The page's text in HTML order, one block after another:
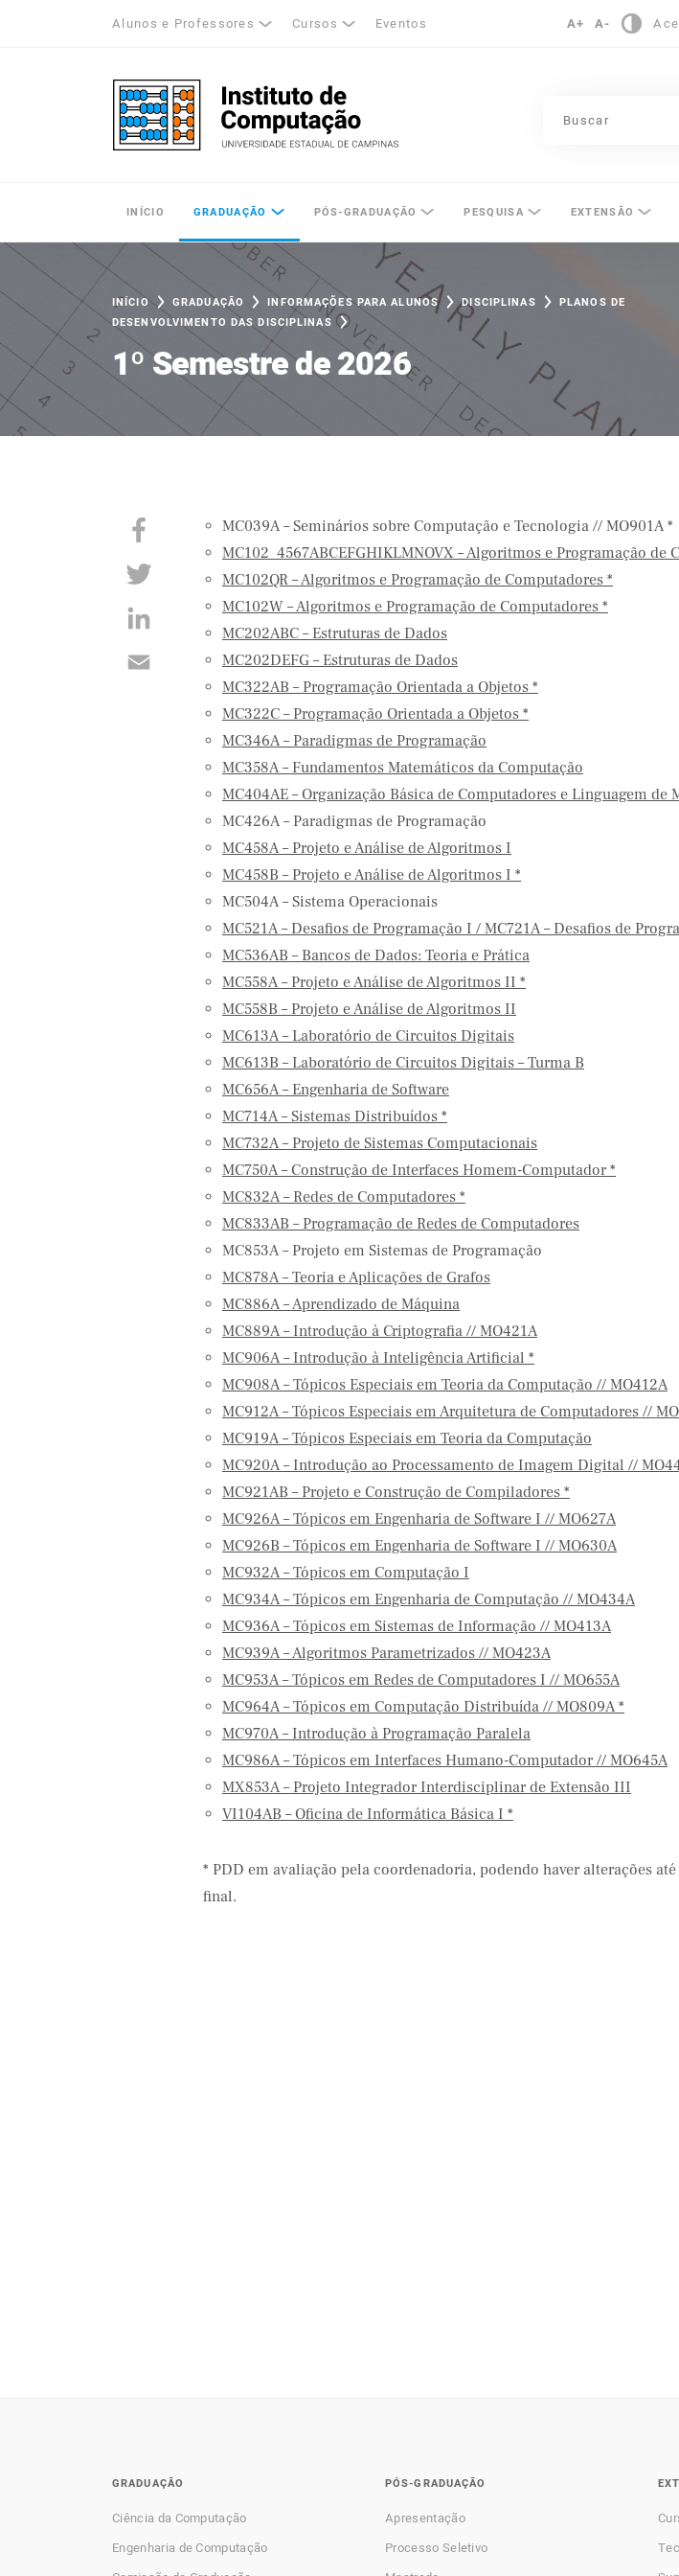
Alunos e Professores Cursos Eventos A+ A-
Unicamp - Universidade Estadual de Campinas
INÍCIO GRADUAÇÃO PÓS-GRADUAÇÃO PESQUISA EXTENSÃO
INÍCIO GRADUAÇÃO INFORMAÇÕES PARA ALUNOS DISCIPLINAS
PLANOS DE
DESENVOLVIMENTO DAS DISCIPLINAS
1º Semestre de 2026
MC039A – Seminários sobre Computação e Tecnologia // MO901A *
MC102_4567ABCEFGHIKLMNOVX – Algoritmos e Programação de
MC102QR – Algoritmos e Programação de Computadores *
MC102W – Algoritmos e Programação de Computadores *
MC202ABC – Estruturas de Dados
MC202DEFG – Estruturas de Dados
MC322AB – Programação Orientada a Objetos *
MC322C – Programação Orientada a Objetos *
MC346A – Paradigmas de Programação
MC358A – Fundamentos Matemáticos da Computação
MC404AE – Organização Básica de Computadores e Linguagem de
MC426A – Paradigmas de Programação
MC458A – Projeto e Análise de Algoritmos I
MC458B – Projeto e Análise de Algoritmos I *
MC504A – Sistema Operacionais
MC521A – Desafios de Programação I / MC721A – Desafios de
MC536AB – Bancos de Dados: Teoria e Prática
MC558A – Projeto e Análise de Algoritmos II *
MC558B – Projeto e Análise de Algoritmos II
MC613A – Laboratório de Circuitos Digitais
MC613B – Laboratório de Circuitos Digitais – Turma B
MC656A – Engenharia de Software
MC714A – Sistemas Distribuídos *
MC732A – Projeto de Sistemas Computacionais
MC750A – Construção de Interfaces Homem-Computador *
MC832A – Redes de Computadores *
MC833AB – Programação de Redes de Computadores
MC853A – Projeto em Sistemas de Programação
MC878A – Teoria e Aplicações de Grafos
MC886A – Aprendizado de Máquina
MC889A – Introdução à Criptografia // MO421A
MC906A – Introdução à Inteligência Artificial *
MC908A – Tópicos Especiais em Teoria da Computação // MO412A
MC912A – Tópicos Especiais em Arquitetura de Computadores //
MC919A – Tópicos Especiais em Teoria da Computação
MC920A – Introdução ao Processamento de Imagem Digital //
MC921AB – Projeto e Construção de Compiladores *
MC926A – Tópicos em Engenharia de Software I // MO627A
MC926B – Tópicos em Engenharia de Software I // MO630A
MC932A – Tópicos em Computação I
MC934A – Tópicos em Engenharia de Computação // MO434A
MC936A – Tópicos em Sistemas de Informação // MO413A
MC939A – Algoritmos Parametrizados // MO423A
MC953A – Tópicos em Redes de Computadores I // MO655A
MC964A – Tópicos em Computação Distribuída // MO809A *
MC970A – Introdução à Programação Paralela
MC986A – Tópicos em Interfaces Humano-Computador // MO645A
MX853A – Projeto Integrador Interdisciplinar de Extensão III
VI104AB – Oficina de Informática Básica I *
* PDD em avaliação pela coordenadoria, podendo haver alterações
final.
GRADUAÇÃO
Ciência da Computação
Engenharia de Computação
PÓS-GRADUAÇÃO
Apresentação
Processo Seletivo